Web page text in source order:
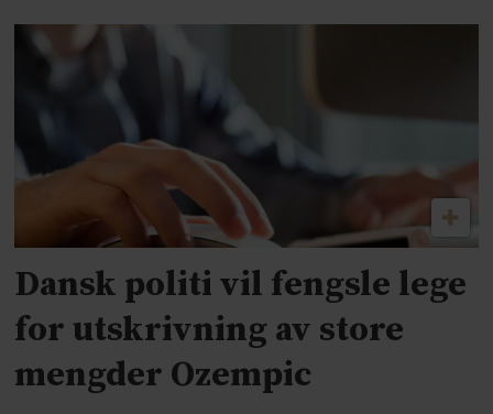
Dansk politi vil fengsle lege
for utskrivning av store
mengder Ozempic